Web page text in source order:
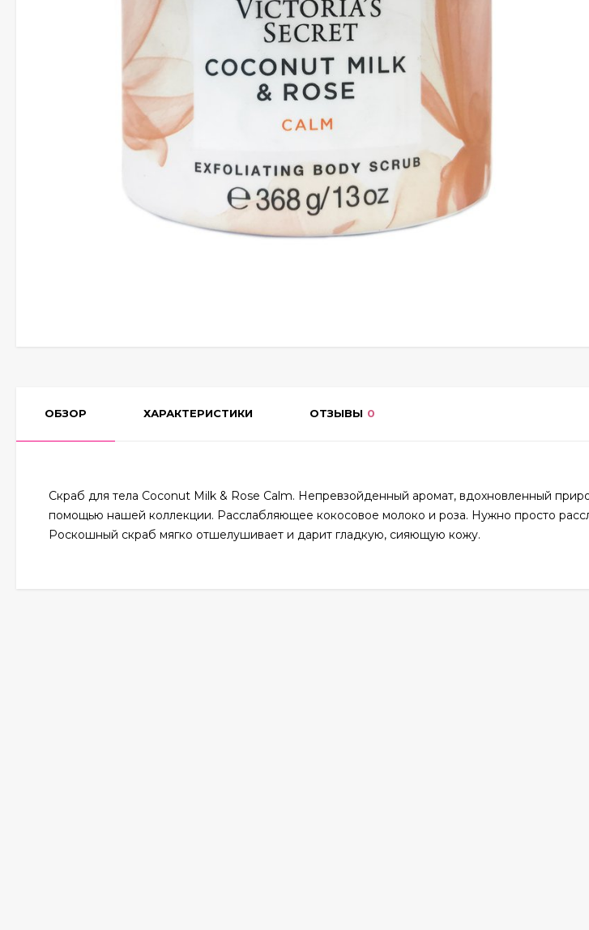
ОБЗОР ХАРАКТЕРИСТИКИ ОТЗЫВЫ 0
Скраб для тела Coconut Milk & Rose Calm. Непревзойденный аромат, вдохновленный
помощью нашей коллекции. Расслабляющее кокосовое молоко и роза. Нужно просто
Роскошный скраб мягко отшелушивает и дарит гладкую, сияющую кожу.